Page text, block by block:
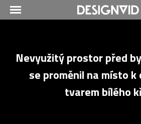
Nevyužitý prostor před
se proměnil na místo k
tvarem bílého